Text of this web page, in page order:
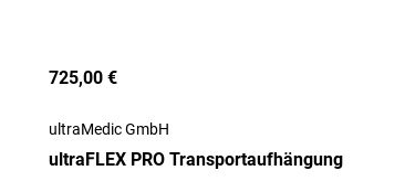
725,00 €
ultraMedic GmbH
ultraFLEX PRO Transportaufhängung